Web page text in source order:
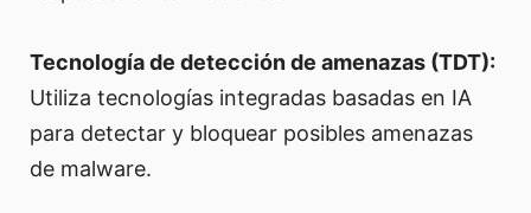
Tecnología de detección de amenazas (TDT):
Utiliza tecnologías integradas basadas en IA
para detectar y bloquear posibles amenazas
de malware.